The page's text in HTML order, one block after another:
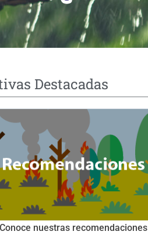
Destacadas
Conoce nuestras recomendaciones